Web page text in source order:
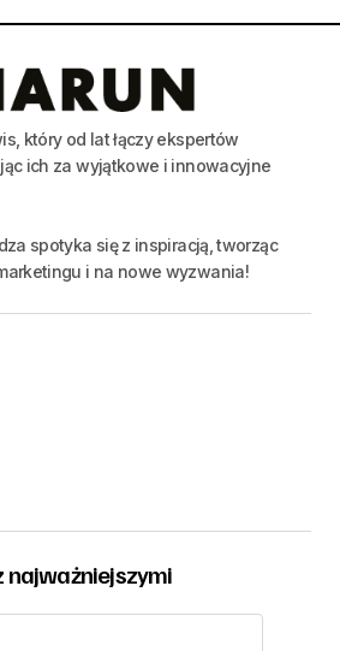
który od lat łączy ekspertów
ich za wyjątkowe i innowacyjne
spotyka się z inspiracją, tworząc
i na nowe wyzwania!
najważniejszymi